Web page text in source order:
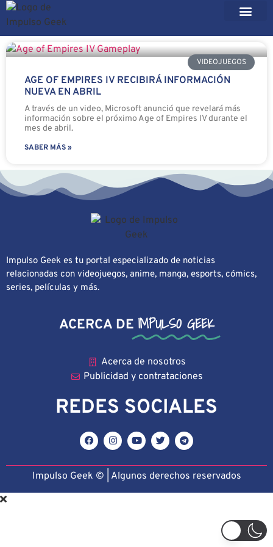
VIDEOJUEGOS
AGE OF EMPIRES IV RECIBIRÁ INFORMACIÓN
NUEVA EN ABRIL
A través de un video, Microsoft anunció que revelará más
información sobre el próximo Age of Empires IV durante el
mes de abril.
SABER MÁS »
Impulso Geek es tu portal especializado de noticias
relacionadas con videojuegos, anime, manga, esports, cómics,
series, películas y más.
ACERCA DE IMPULSO GEEK
Acerca de nosotros
Publicidad y contrataciones
REDES SOCIALES
Impulso Geek © | Algunos derechos reservados